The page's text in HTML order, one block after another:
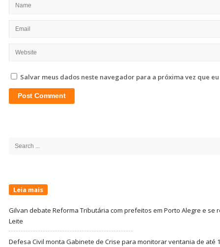
Salvar meus dados neste navegador para a próxima vez que
Search
Leia mais
Gilvan debate Reforma Tributária com prefeitos em Porto Alegre e se
Leite
Defesa Civil monta Gabinete de Crise para monitorar ventania de até